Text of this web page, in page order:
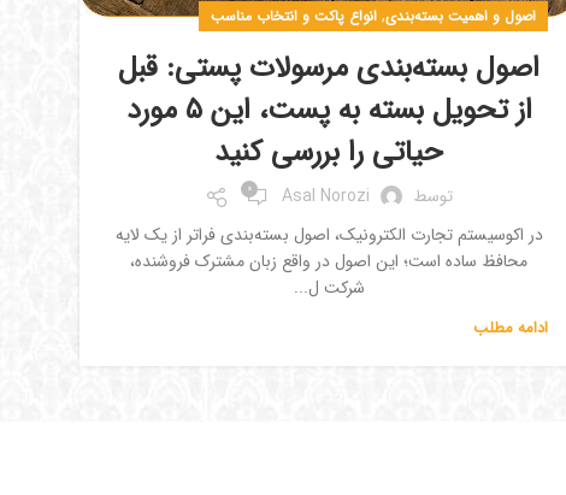
اصول و اهمیت بسته‌بندی, انواع پاکت و انتخاب مناسب
اصول بسته‌بندی مرسولات پستی: قبل
از تحویل بسته به پست، این ۵ مورد
حیاتی را بررسی کنید
توسط Asal Norozi
0
در اکوسیستم تجارت الکترونیک، اصول بسته‌بندی فراتر از یک لایه
محافظ ساده است؛ این اصول در واقع زبان مشترک فروشنده،
شرکت ل...
ادامه مطلب